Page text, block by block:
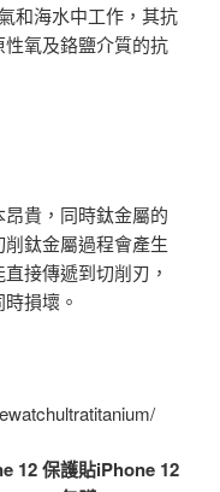
和海水中工作，其抗
氧及鉻鹽介質的抗
貴，同時鈦金屬的
鈦金屬過程會產生
接傳遞到切削刃，
損壞。
12 保護貼iPhone 12